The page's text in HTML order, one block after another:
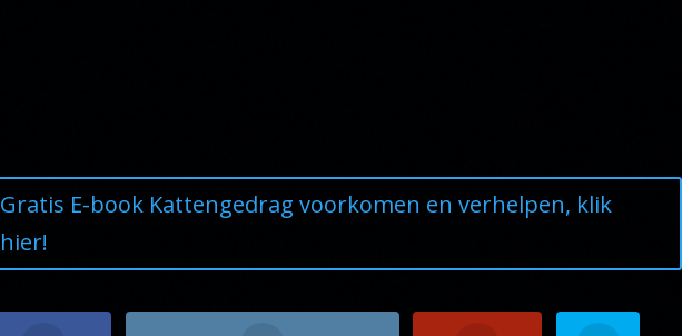
Gratis E-book Kattengedrag voorkomen en verhelpen, klik
hier!